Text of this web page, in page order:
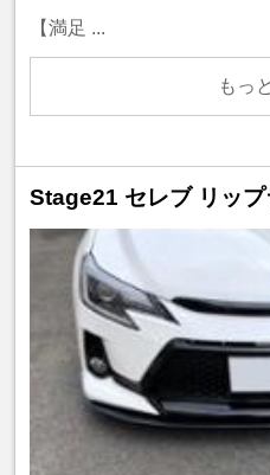
【満足 ...
もっ
Stage21 セレブ リップ